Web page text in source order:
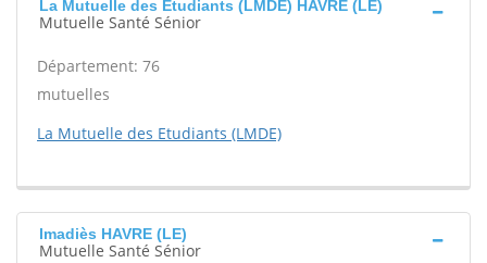
La Mutuelle des Etudiants (LMDE) HAVRE (LE)
Mutuelle Santé Sénior
Département: 76
mutuelles
La Mutuelle des Etudiants (LMDE)
Imadiès HAVRE (LE)
Mutuelle Santé Sénior